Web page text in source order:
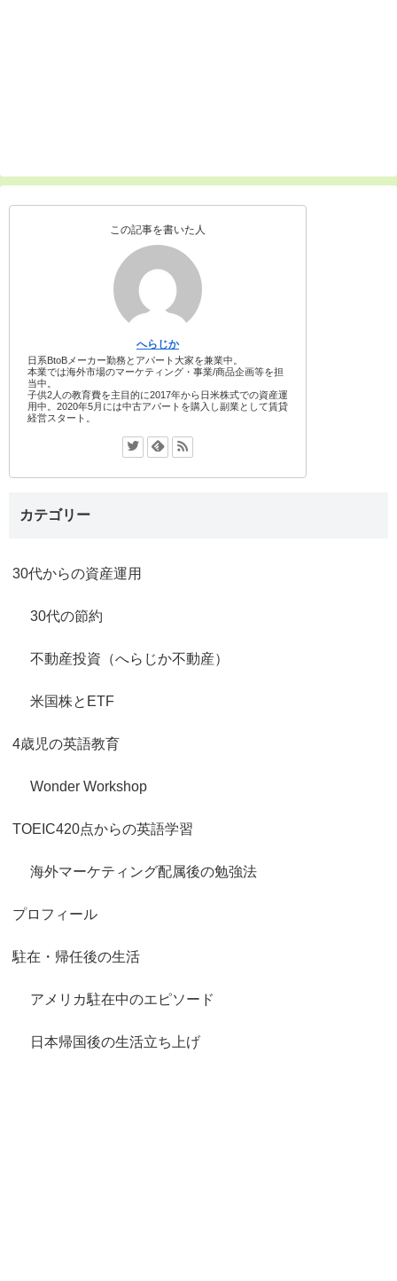
この記事を書いた人
へらじか
日系BtoBメーカー勤務とアパート大家を兼業中。
本業では海外市場のマーケティング・事業/商品企画等を担
当中。
子供2人の教育費を主目的に2017年から日米株式での資産運
用中。2020年5月には中古アパートを購入し副業として賃貸
経営スタート。
カテゴリー
30代からの資産運用
30代の節約
不動産投資（へらじか不動産）
米国株とETF
4歳児の英語教育
Wonder Workshop
TOEIC420点からの英語学習
海外マーケティング配属後の勉強法
プロフィール
駐在・帰任後の生活
アメリカ駐在中のエピソード
日本帰国後の生活立ち上げ